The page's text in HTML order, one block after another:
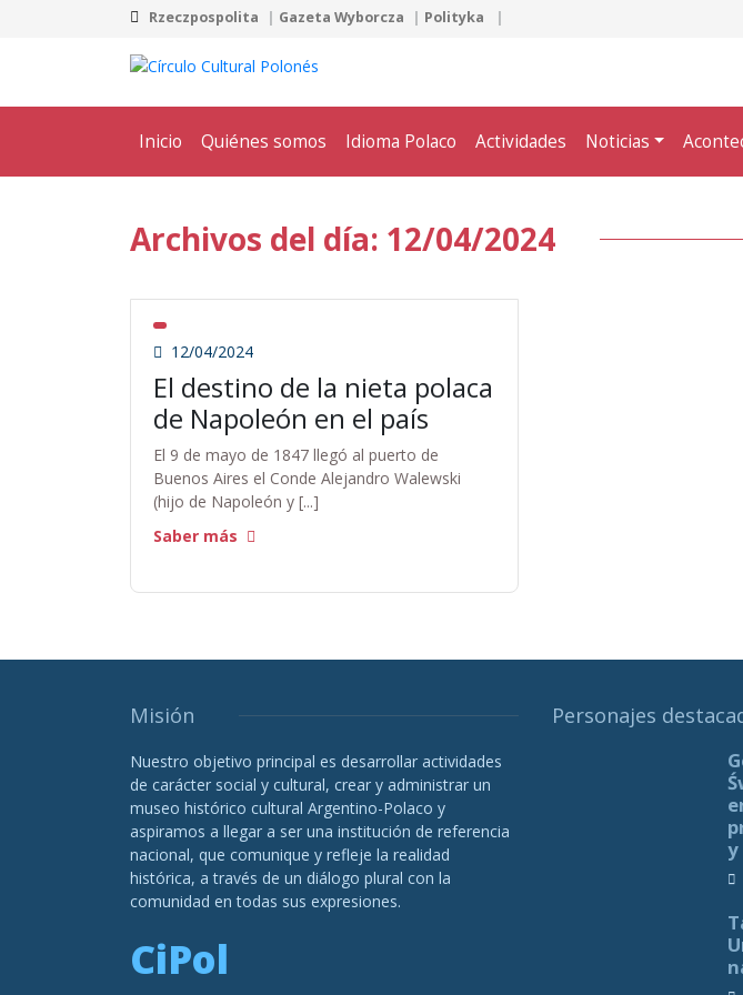
Rzeczpospolita Gazeta Wyborcza Polityka
Inicio Quiénes somos Idioma Polaco Actividades Noticias
Archivos del día: 12/04/2024
12/04/2024
El destino de la nieta polaca
de Napoleón en el país
El 9 de mayo de 1847 llegó al puerto de
Buenos Aires el Conde Alejandro Walewski
(hijo de Napoleón y [...]
Saber más
Misión
Nuestro objetivo principal es desarrollar actividades
de carácter social y cultural, crear y administrar un
museo histórico cultural Argentino-Polaco y
aspiramos a llegar a ser una institución de referencia
nacional, que comunique y refleje la realidad
histórica, a través de un diálogo plural con la
comunidad en todas sus expresiones.
CiPol
Personajes
y